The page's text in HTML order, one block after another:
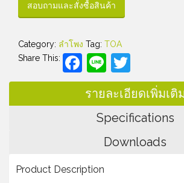
สอบถามและสั่งซื้อสินค้า
Category: ลำโพง Tag: TOA
Share This:
Facebook
Line
รายละเอียดเพิ่มเติ
Specifications
Downloads
Product Description